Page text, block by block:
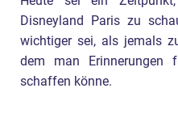
Disneyland Paris zu
wichtiger sei, als jemals
dem man
schaffen könne.